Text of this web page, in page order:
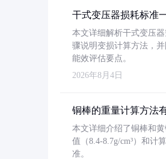
干式变压器损耗标准
本文详细解析干式变压
骤说明变损计算方法，
能效评估要点。
2026年8月4日
铜棒的重量计算方法
本文详细介绍了铜棒和
值（8.4-8.7g/cm³）和计
准。